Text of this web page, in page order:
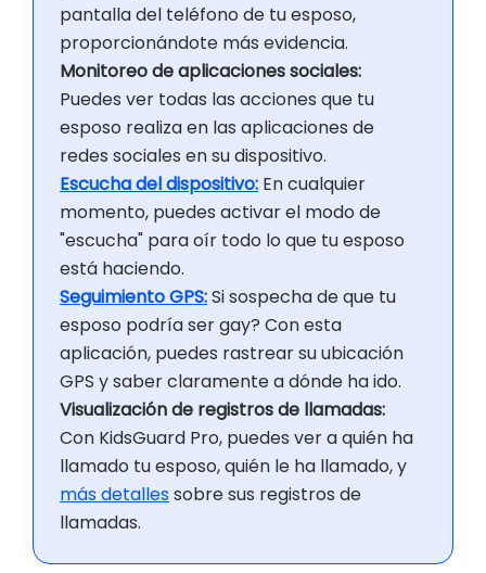
pantalla del teléfono de tu esposo,
proporcionándote más evidencia.
Monitoreo de aplicaciones sociales:
Puedes ver todas las acciones que tu
esposo realiza en las aplicaciones de
redes sociales en su dispositivo.
Escucha del dispositivo: En cualquier
momento, puedes activar el modo de
"escucha" para oír todo lo que tu esposo
está haciendo.
Seguimiento GPS:Si sospecha de que tu
esposo podría ser gay? Con esta
aplicación, puedes rastrear su ubicación
GPS y saber claramente a dónde ha ido.
Visualización de registros de llamadas:
Con KidsGuard Pro, puedes ver a quién ha
llamado tu esposo, quién le ha llamado, y
más detallessobre sus registros de
llamadas.